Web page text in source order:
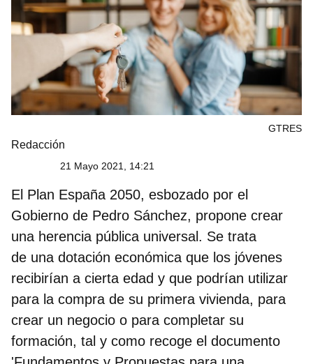
GTRES
Redacción
21 Mayo 2021, 14:21
El Plan España 2050, esbozado por el
Gobierno de Pedro Sánchez, propone crear
una herencia pública universal. Se trata
de una dotación económica que los jóvenes
recibirían a cierta edad y que podrían utilizar
para la compra de su primera vivienda, para
crear un negocio o para completar su
formación, tal y como recoge el documento